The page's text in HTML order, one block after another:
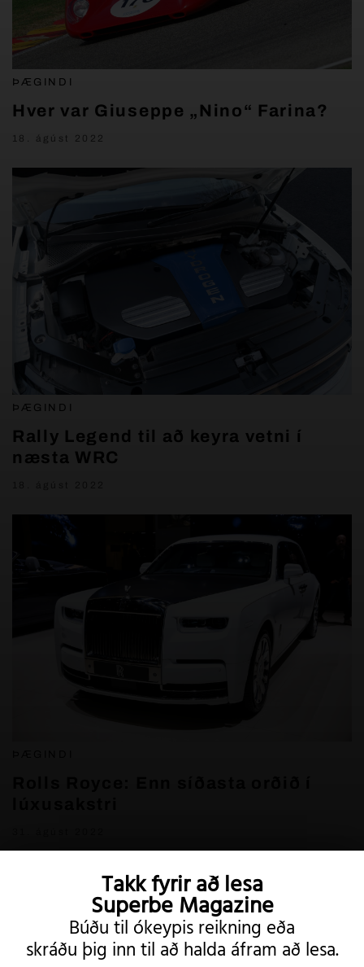
ÞÆGINDI
Hver var Giuseppe „Nino“ Farina?
18. ágúst 2022
ÞÆGINDI
Rally Legend til að keyra vetni í
næsta WRC
Takk fyrir að lesa
Superbe Magazine
Búðu til ókeypis reikning eða
skráðu þig inn til að halda áfram að lesa.